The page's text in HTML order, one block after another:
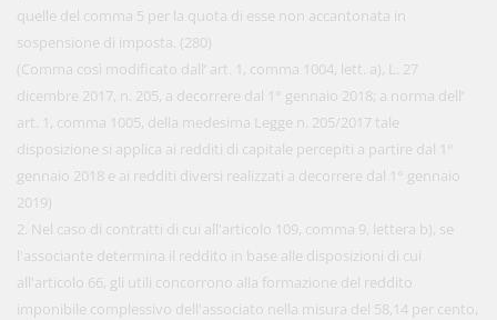
quelle del comma 5 per la quota di esse non accantonata in
sospensione di imposta. (280)
(Comma così modificato dall’ art. 1, comma 1004, lett. a), L. 27
dicembre 2017, n. 205, a decorrere dal 1° gennaio 2018; a norma dell’
art. 1, comma 1005, della medesima Legge n. 205/2017 tale
disposizione si applica ai redditi di capitale percepiti a partire dal 1°
gennaio 2018 e ai redditi diversi realizzati a decorrere dal 1° gennaio
2019)
2. Nel caso di contratti di cui all'articolo 109, comma 9, lettera b), se
l'associante determina il reddito in base alle disposizioni di cui
all'articolo 66, gli utili concorrono alla formazione del reddito
imponibile complessivo dell'associato nella misura del 58,14 per cento,